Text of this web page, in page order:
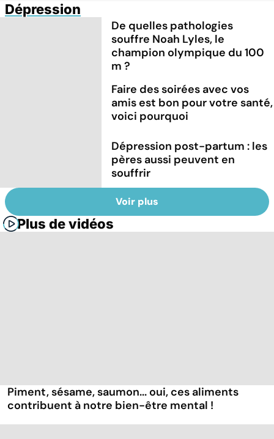
Dépression
De quelles pathologies
souffre Noah Lyles, le
champion olympique du 100
m ?
Faire des soirées avec vos
amis est bon pour votre santé,
voici pourquoi
Dépression post-partum : les
pères aussi peuvent en
souffrir
Voir plus
Plus de vidéos
Piment, sésame, saumon... oui, ces aliments
contribuent à notre bien-être mental !